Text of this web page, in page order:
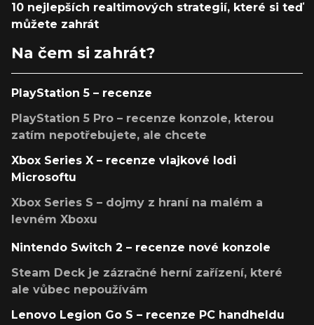
10 nejlepších realtimových strategií, které si teď
můžete zahrát
Na čem si zahrát?
PlayStation 5 – recenze
PlayStation 5 Pro – recenze konzole, kterou
zatím nepotřebujete, ale chcete
Xbox Series X – recenze vlajkové lodi
Microsoftu
Xbox Series S – dojmy z hraní na malém a
levném Xboxu
Nintendo Switch 2 – recenze nové konzole
Steam Deck je zázračné herní zařízení, které
ale vůbec nepoužívám
Lenovo Legion Go S – recenze PC handheldu